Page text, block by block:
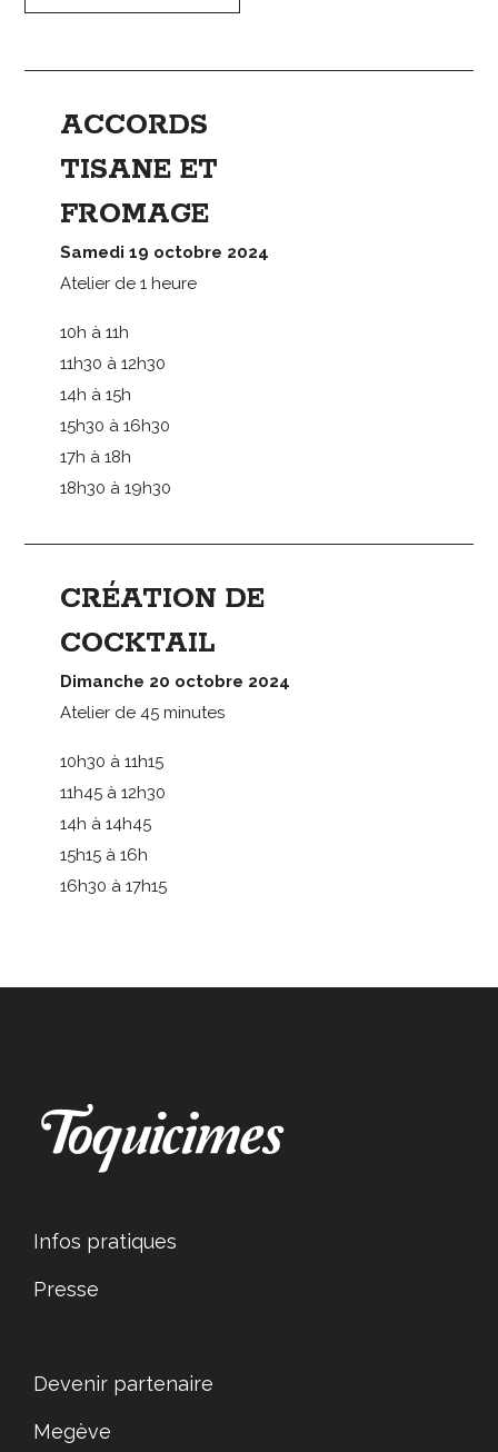
ACCORDS
TISANE ET
FROMAGE
Samedi 19 octobre 2024
Atelier de 1 heure
10h à 11h
11h30 à 12h30
14h à 15h
15h30 à 16h30
17h à 18h
18h30 à 19h30
CRÉATION DE
COCKTAIL
Dimanche 20 octobre 2024
Atelier de 45 minutes
10h30 à 11h15
11h45 à 12h30
14h à 14h45
15h15 à 16h
16h30 à 17h15
Infos pratiques
Presse
Devenir partenaire
Megève